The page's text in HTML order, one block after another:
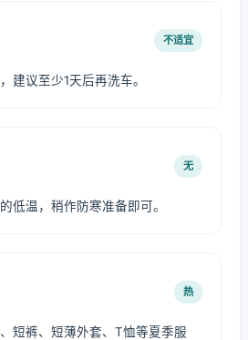
不适宜
建议至少1天后再洗车。
无
低温，稍作防寒准备即可。
热
短裤、短薄外套、T恤等夏季服